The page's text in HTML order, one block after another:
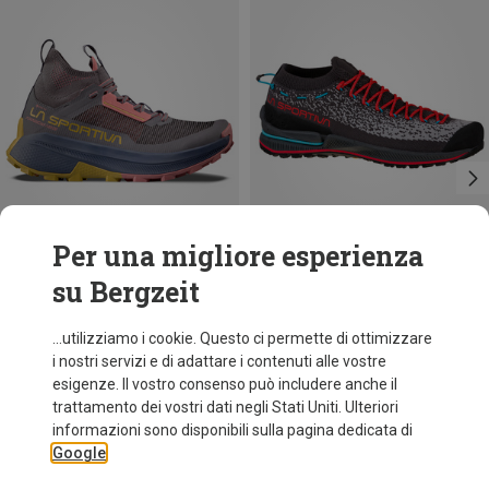
Taglie
La Sportiva
Scarpe Prodigio Hike GTX donna
189,95 €
37.5 38.5 39
Per una migliore esperienza
su Bergzeit
...utilizziamo i cookie. Questo ci permette di ottimizzare
i nostri servizi e di adattare i contenuti alle vostre
esigenze. Il vostro consenso può includere anche il
trattamento dei vostri dati negli Stati Uniti. Ulteriori
informazioni sono disponibili sulla pagina dedicata di
Google